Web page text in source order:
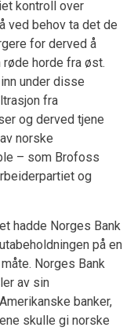
kontroll over
ved behov ta det de
for derved å
horde fra øst.
under disse
fra
og derved tjene
norske
– som Brofoss
og
hadde Norges Bank
på en
Norges Bank
av sin
banker,
skulle gi norske